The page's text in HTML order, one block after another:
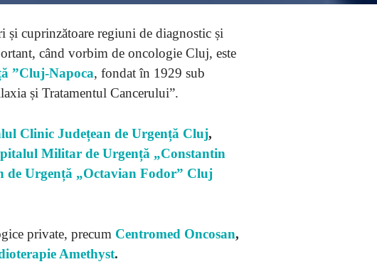
și cuprinzătoare regiuni de diagnostic și
când vorbim de oncologie Cluj, este
”Cluj-Napoca, fondat în 1929 sub
și Tratamentul Cancerului”.
Clinic Județean de Urgență Cluj,
Militar de Urgență „Constantin
de Urgență „Octavian Fodor” Cluj
private, precum Centromed Oncosan,
Amethyst.